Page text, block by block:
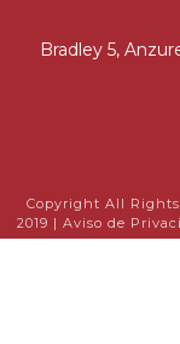
Bradley 5,
Copyright All
2019 | Aviso de